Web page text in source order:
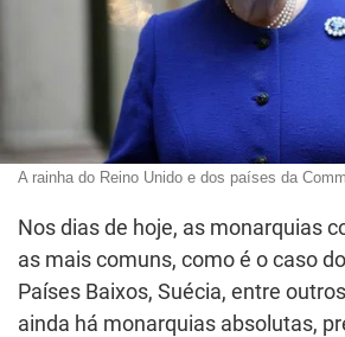
A rainha do Reino Unido e dos países da
Nos dias de hoje, as monarquias
as mais comuns, como é o caso
Países Baixos, Suécia, entre
ainda há monarquias absolutas,